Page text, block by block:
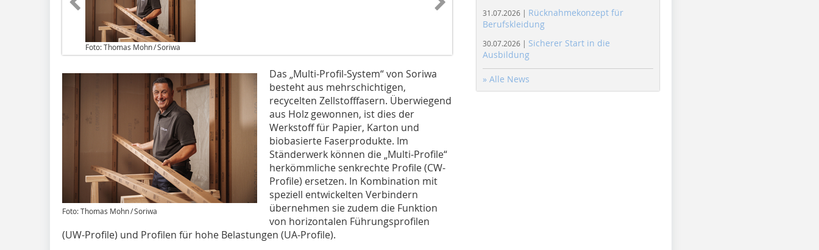
Foto: Thomas Mohn / Soriwa
Foto: Thomas Mohn / Soriwa
Das „Multi-Profil-System“ von Soriwa
besteht aus mehrschichtigen,
recycelten Zellstofffasern. Überwiegend
aus Holz gewonnen, ist dies der
Werkstoff für Papier, Karton und
biobasierte Faserprodukte. Im
Ständerwerk können die „Multi-Profile“
herkömmliche senkrechte Profile (CW-
Profile) ersetzen. In Kombination mit
speziell entwickelten Verbindern
übernehmen sie zudem die Funktion
von horizontalen Führungsprofilen
(UW-Profile) und Profilen für hohe Belastungen (UA-Profile).
31.07.2026 | Rücknahmekonzept für
Berufskleidung
30.07.2026 | Sicherer Start in die
Ausbildung
» Alle News